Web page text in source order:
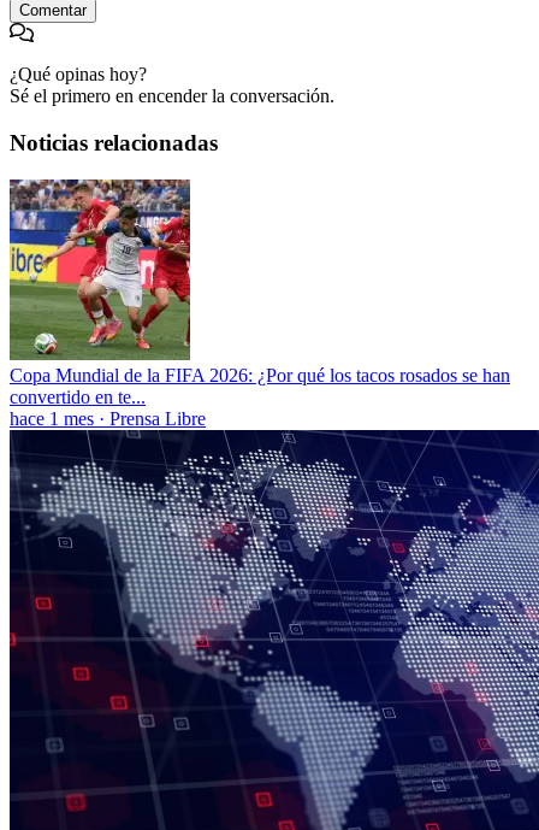
Comentar
¿Qué opinas hoy?
Sé el primero en encender la conversación.
Noticias relacionadas
Copa Mundial de la FIFA 2026: ¿Por qué los tacos rosados se han
convertido en te...
hace 1 mes · Prensa Libre